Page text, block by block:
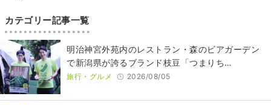
カテゴリー記事一覧
明治神宮外苑内のレストラン・森のビアガーデン
で新潟県が誇るブランド枝豆「つまりち…
旅行・グルメ 2026/08/05